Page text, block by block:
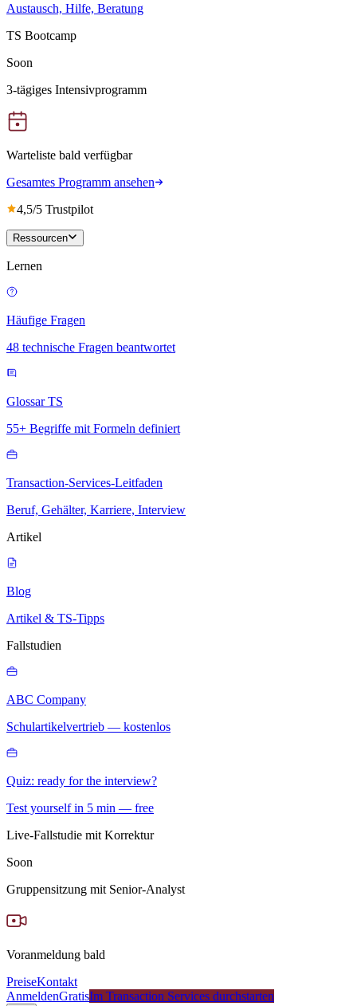
Austausch, Hilfe, Beratung
TS Bootcamp
Soon
3-tägiges Intensivprogramm
Warteliste bald verfügbar
Gesamtes Programm ansehen
4,5/5 Trustpilot
Ressourcen
Lernen
Häufige Fragen
48 technische Fragen beantwortet
Glossar TS
55+ Begriffe mit Formeln definiert
Transaction-Services-Leitfaden
Beruf, Gehälter, Karriere, Interview
Artikel
Blog
Artikel & TS-Tipps
Fallstudien
ABC Company
Schulartikelvertrieb — kostenlos
Quiz: ready for the interview?
Test yourself in 5 min — free
Live-Fallstudie mit Korrektur
Soon
Gruppensitzung mit Senior-Analyst
Voranmeldung bald
PreiseKontakt
AnmeldenGratisIm Transaction Services durchstarten